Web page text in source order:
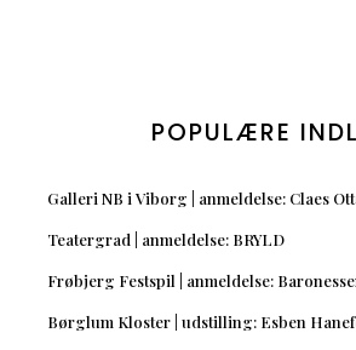
POPULÆRE
Galleri NB i Viborg | anmeldelse: Claes
Teatergrad | anmeldelse: BRYLD
Frøbjerg Festspil | anmeldelse:
Børglum Kloster | udstilling: Esben